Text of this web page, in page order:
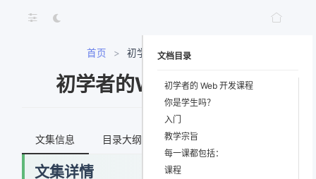
首页 > 初学者的Web开发课程
初学者的Web开发课程
文集信息 目录大纲 最新文档
文集详情
文档目录
初学者的 Web 开发课程
你是学生吗？
入门
教学宗旨
每一课都包括：
课程